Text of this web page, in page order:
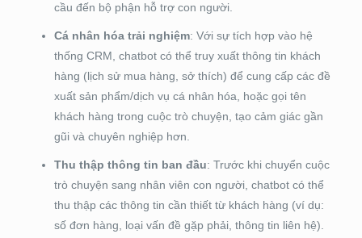
cầu đến bộ phận hỗ trợ con người.
Cá nhân hóa trải nghiệm: Với sự tích hợp vào hệ
thống CRM, chatbot có thể truy xuất thông tin khách
hàng (lịch sử mua hàng, sở thích) để cung cấp các đề
xuất sản phẩm/dịch vụ cá nhân hóa, hoặc gọi tên
khách hàng trong cuộc trò chuyện, tạo cảm giác gần
gũi và chuyên nghiệp hơn.
Thu thập thông tin ban đầu: Trước khi chuyển cuộc
trò chuyện sang nhân viên con người, chatbot có thể
thu thập các thông tin cần thiết từ khách hàng (ví dụ:
số đơn hàng, loại vấn đề gặp phải, thông tin liên hệ).